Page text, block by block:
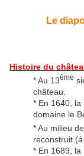
Le
Histoire du
* Au 13ème
château.
* En 1640, la
domaine le
* Au milieu
reconstruit (
* En 1689,